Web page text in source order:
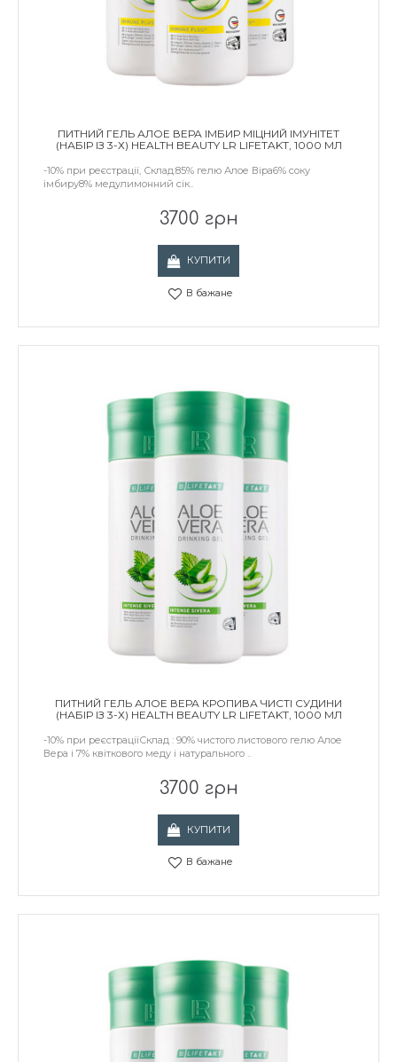
ПИТНИЙ ГЕЛЬ АЛОЕ ВЕРА ІМБИР МІЦНИЙ ІМУНІТЕТ
(НАБІР ІЗ 3-Х) HEALTH BEAUTY LR LIFETAKT, 1000 МЛ
-10% при реєстрації, Склад:85% гелю Алое Віра6% соку
імбиру8% медулимонний сік..
3700 грн
КУПИТИ
В бажане
ПИТНИЙ ГЕЛЬ АЛОЕ ВЕРА КРОПИВА ЧИСТІ СУДИНИ
(НАБІР ІЗ 3-Х) HEALTH BEAUTY LR LIFETAKT, 1000 МЛ
-10% при реєстраціїСклад : 90% чистого листового гелю Алое
Вера і 7% квіткового меду і натурального ..
3700 грн
КУПИТИ
В бажане